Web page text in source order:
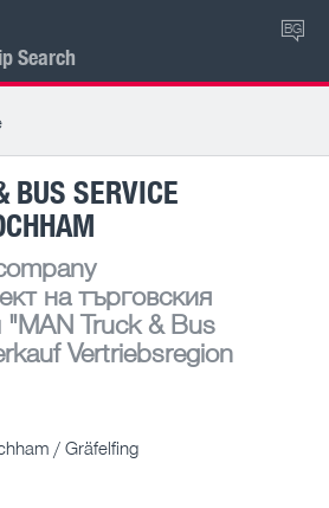
Search
BG
BUS SERVICE
на търговския
"MAN Truck & Bus
Vertriebsregion
/ Gräfelfing